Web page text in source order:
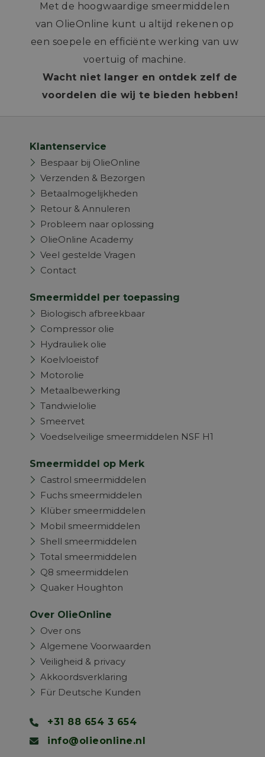
Met de hoogwaardige smeermiddelen
van OlieOnline kunt u altijd rekenen op
een soepele en efficiënte werking van uw
voertuig of machine.
Wacht niet langer en ontdek zelf de
voordelen die wij te bieden hebben!
Klantenservice
Bespaar bij OlieOnline
Verzenden & Bezorgen
Betaalmogelijkheden
Retour & Annuleren
Probleem naar oplossing
OlieOnline Academy
Veel gestelde Vragen
Contact
Smeermiddel per toepassing
Biologisch afbreekbaar
Compressor olie
Hydrauliek olie
Koelvloeistof
Motorolie
Metaalbewerking
Tandwielolie
Smeervet
Voedselveilige smeermiddelen NSF H1
Smeermiddel op Merk
Castrol smeermiddelen
Fuchs smeermiddelen
Klüber smeermiddelen
Mobil smeermiddelen
Shell smeermiddelen
Total smeermiddelen
Q8 smeermiddelen
Quaker Houghton
Over OlieOnline
Over ons
Algemene Voorwaarden
Veiligheid & privacy
Akkoordsverklaring
Für Deutsche Kunden
+31 88 654 3 654
info@olieonline.nl